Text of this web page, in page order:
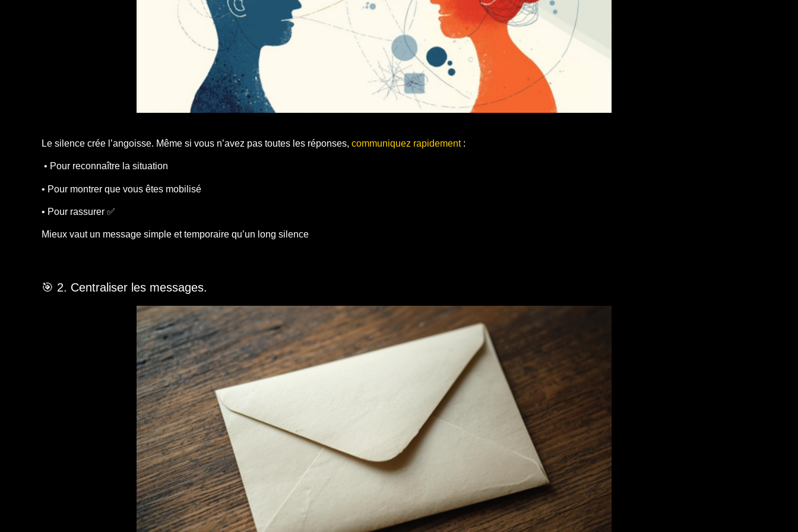
Le silence crée l’angoisse. Même si vous n’avez pas toutes les réponses, communiquez rapidement:
• Pour reconnaître la situation
• Pour montrer que vous êtes mobilisé
• Pour rassurer ✅
Mieux vaut un message simple et temporaire qu’un long silence
🎯 2. Centraliser les messages.